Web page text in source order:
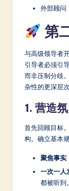
外部顾问
第
与高级领导者
引导者必须引
而非压制分歧
杂性的更深层次
1. 营造
首先回顾目标
构。确立基本
聚焦事实
一次一人
都被听到。